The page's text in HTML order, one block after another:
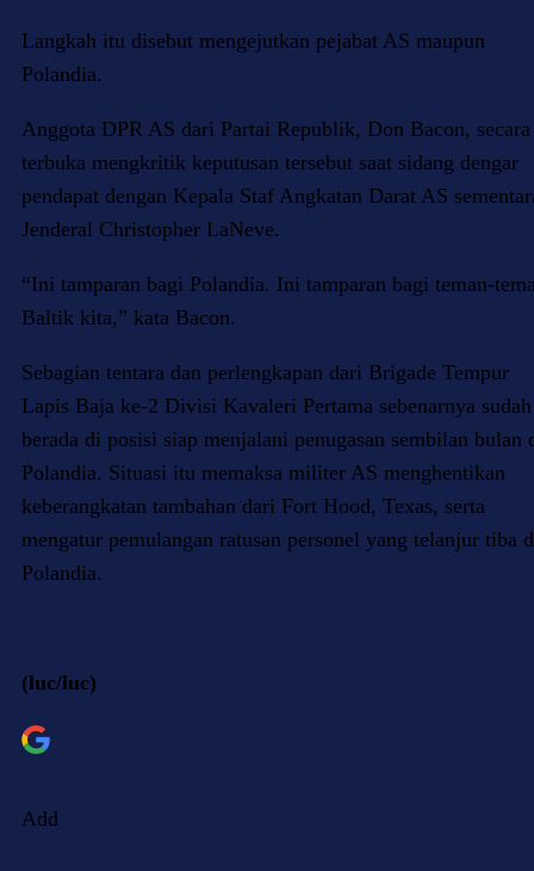
Langkah itu disebut mengejutkan pejabat AS maupun
Polandia.
Anggota DPR AS dari Partai Republik, Don Bacon, secara
terbuka mengkritik keputusan tersebut saat sidang dengar
pendapat dengan Kepala Staf Angkatan Darat AS
Jenderal Christopher LaNeve.
“Ini tamparan bagi Polandia. Ini tamparan bagi teman-
Baltik kita,” kata Bacon.
Sebagian tentara dan perlengkapan dari Brigade Tempur
Lapis Baja ke-2 Divisi Kavaleri Pertama sebenarnya sudah
berada di posisi siap menjalani penugasan sembilan bulan
Polandia. Situasi itu memaksa militer AS menghentikan
keberangkatan tambahan dari Fort Hood, Texas, serta
mengatur pemulangan ratusan personel yang telanjur tiba
Polandia.
(luc/luc)
Add